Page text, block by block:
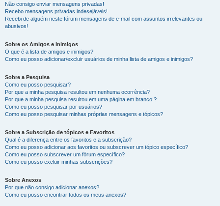
Não consigo enviar mensagens privadas!
Recebo mensagens privadas indesejáveis!
Recebi de alguém neste fórum mensagens de e-mail com assuntos irrelevantes ou
abusivos!
Sobre os Amigos e Inimigos
O que é a lista de amigos e inimigos?
Como eu posso adicionar/excluir usuários de minha lista de amigos e inimigos?
Sobre a Pesquisa
Como eu posso pesquisar?
Por que a minha pesquisa resultou em nenhuma ocorrência?
Por que a minha pesquisa resultou em uma página em branco!?
Como eu posso pesquisar por usuários?
Como eu posso pesquisar minhas próprias mensagens e tópicos?
Sobre a Subscrição de tópicos e Favoritos
Qual é a diferença entre os favoritos e a subscrição?
Como eu posso adicionar aos favoritos ou subscrever um tópico específico?
Como eu posso subscrever um fórum específico?
Como eu posso excluir minhas subscrições?
Sobre Anexos
Por que não consigo adicionar anexos?
Como eu posso encontrar todos os meus anexos?